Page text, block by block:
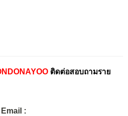
ติดต่อสอบถามราย
Email :